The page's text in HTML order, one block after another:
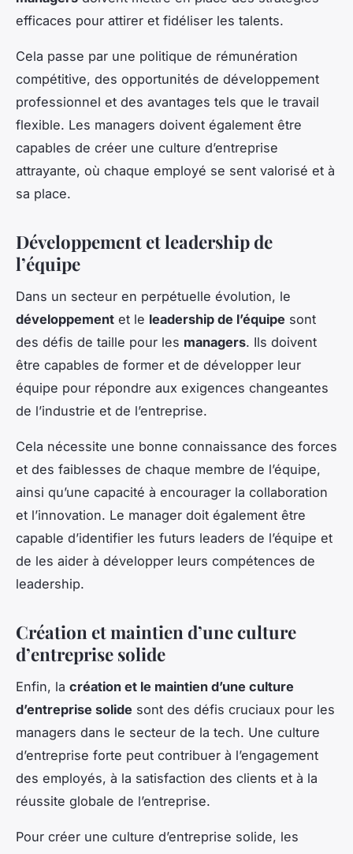
efficaces pour attirer et fidéliser les talents.
Cela passe par une politique de rémunération
compétitive, des opportunités de développement
professionnel et des avantages tels que le travail
flexible. Les managers doivent également être
capables de créer une culture d’entreprise
attrayante, où chaque employé se sent valorisé et à
sa place.
Développement et leadership de
l’équipe
Dans un secteur en perpétuelle évolution, le
développement et le leadership de l’équipe sont
des défis de taille pour les managers. Ils doivent
être capables de former et de développer leur
équipe pour répondre aux exigences changeantes
de l’industrie et de l’entreprise.
Cela nécessite une bonne connaissance des forces
et des faiblesses de chaque membre de l’équipe,
ainsi qu’une capacité à encourager la collaboration
et l’innovation. Le manager doit également être
capable d’identifier les futurs leaders de l’équipe et
de les aider à développer leurs compétences de
leadership.
Création et maintien d’une culture
d’entreprise solide
Enfin, la création et le maintien d’une culture
d’entreprise solide sont des défis cruciaux pour les
managers dans le secteur de la tech. Une culture
d’entreprise forte peut contribuer à l’engagement
des employés, à la satisfaction des clients et à la
réussite globale de l’entreprise.
Pour créer une culture d’entreprise solide, les